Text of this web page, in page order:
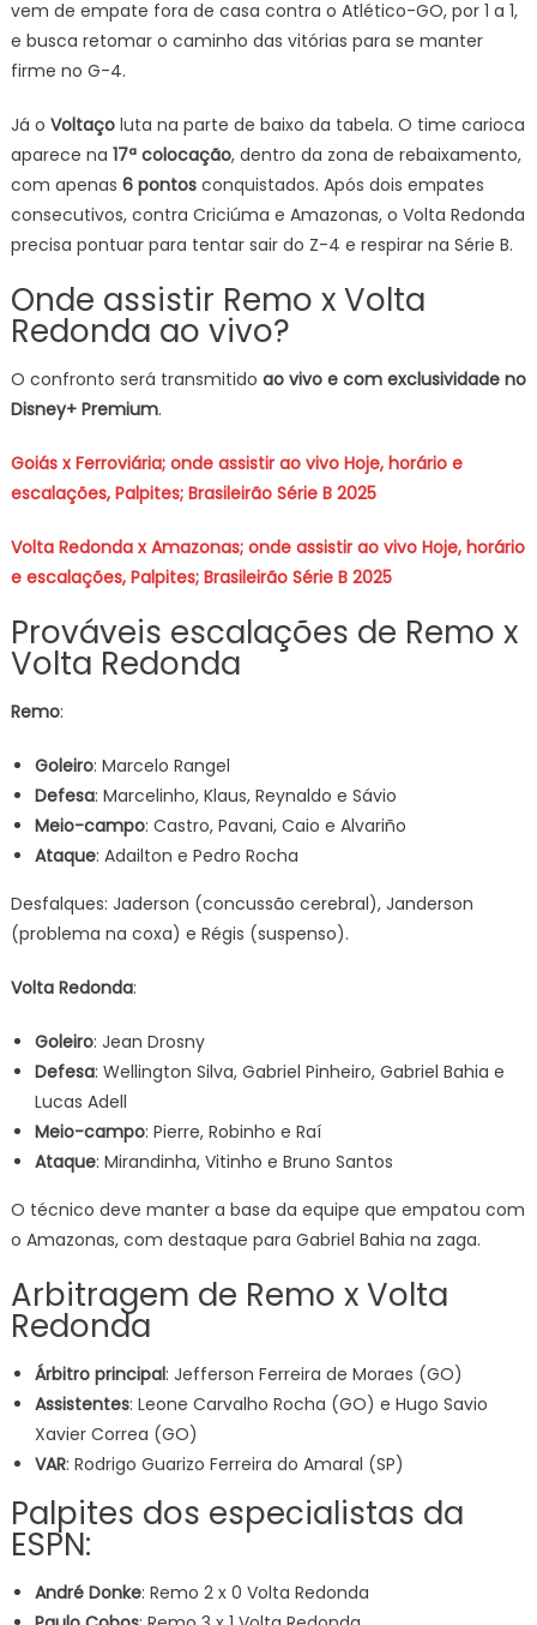
vem de empate fora de casa contra o Atlético-GO, por 1 a 1,
e busca retomar o caminho das vitórias para se manter
firme no G-4.
Já o Voltaçoluta na parte de baixo da tabela. O time carioca
aparece na 17ª colocação, dentro da zona de rebaixamento,
com apenas 6 pontosconquistados. Após dois empates
consecutivos, contra Criciúma e Amazonas, o Volta Redonda
precisa pontuar para tentar sair do Z-4 e respirar na Série B.
Onde assistir Remo x Volta
Redonda ao vivo?
O confronto será transmitido ao vivo e com exclusividade no
Disney+ Premium.
Goiás x Ferroviária; onde assistir ao vivo Hoje, horário e
escalações, Palpites; Brasileirão Série B 2025
Volta Redonda x Amazonas; onde assistir ao vivo Hoje, horário
e escalações, Palpites; Brasileirão Série B 2025
Prováveis escalações de Remo x
Volta Redonda
Remo:
Goleiro: Marcelo Rangel
Defesa: Marcelinho, Klaus, Reynaldo e Sávio
Meio-campo: Castro, Pavani, Caio e Alvariño
Ataque: Adailton e Pedro Rocha
Desfalques: Jaderson (concussão cerebral), Janderson
(problema na coxa) e Régis (suspenso).
Volta Redonda:
Goleiro: Jean Drosny
Defesa: Wellington Silva, Gabriel Pinheiro, Gabriel Bahia e
Lucas Adell
Meio-campo: Pierre, Robinho e Raí
Ataque: Mirandinha, Vitinho e Bruno Santos
O técnico deve manter a base da equipe que empatou com
o Amazonas, com destaque para Gabriel Bahia na zaga.
Arbitragem de Remo x Volta
Redonda
Árbitro principal: Jefferson Ferreira de Moraes (GO)
Assistentes: Leone Carvalho Rocha (GO) e Hugo Savio
Xavier Correa (GO)
VAR: Rodrigo Guarizo Ferreira do Amaral (SP)
Palpites dos especialistas da
ESPN:
André Donke: Remo 2 x 0 Volta Redonda